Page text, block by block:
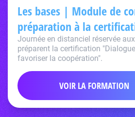
Les bases | Module de
préparation à la
Journée en distanciel réservée
préparent la certification
favoriser la coopération".
VOIR LA FORMATION